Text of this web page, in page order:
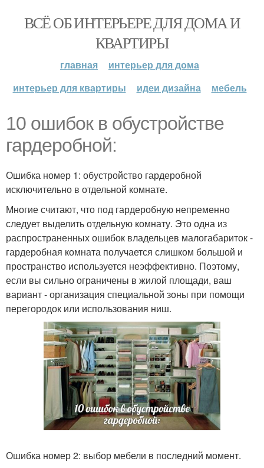
ВСЁ ОБ ИНТЕРЬЕРЕ ДЛЯ ДОМА И
КВАРТИРЫ
главная
интерьер для дома
интерьер для квартиры
идеи дизайна мебель
10 ошибок в обустройстве
гардеробной:
Ошибка номер 1: обустройство гардеробной
исключительно в отдельной комнате.
Многие считают, что под гардеробную непременно
следует выделить отдельную комнату. Это одна из
распространенных ошибок владельцев малогабариток -
гардеробная комната получается слишком большой и
пространство используется неэффективно. Поэтому,
если вы сильно ограничены в жилой площади, ваш
вариант - организация специальной зоны при помощи
перегородок или использования ниш.
Ошибка номер 2: выбор мебели в последний момент.